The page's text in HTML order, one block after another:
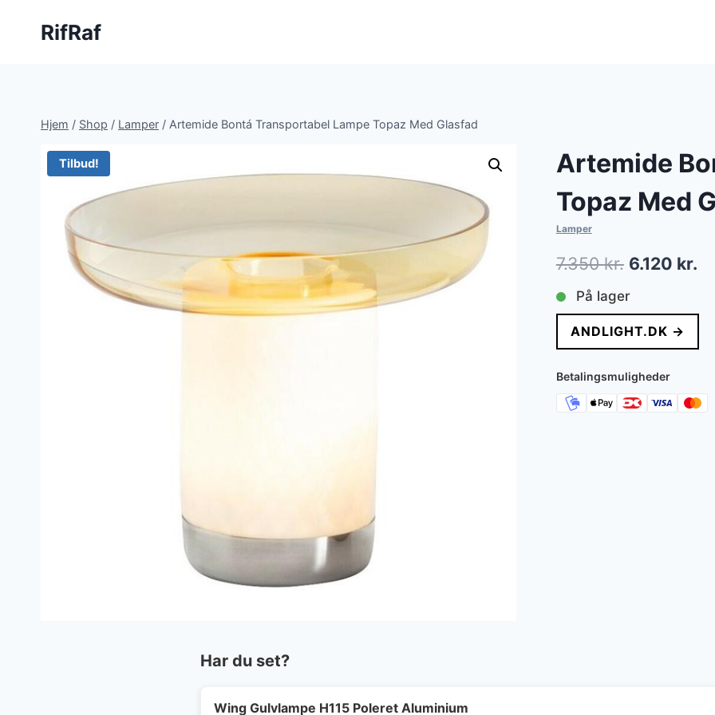
RifRaf
Hjem / Shop / Lamper / Artemide Bontá Transportabel Lampe Topaz Med Glasfad
Tilbud!
Artemide
Topaz Med
Lamper
7.350kr. Den
oprindelige
pris
var:
7.350 kr..
6.120 kr.
pris
er:
På lager
ANDLIGHT.DK →
Betalingsmuligheder
Har du set?
Wing Gulvlampe H115 Poleret Aluminium